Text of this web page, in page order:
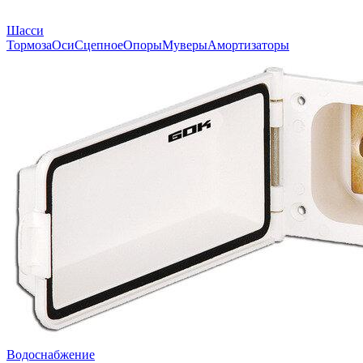
Шасси
ТормозаОсиСцепноеОпорыМуверыАмортизаторы
Водоснабжение